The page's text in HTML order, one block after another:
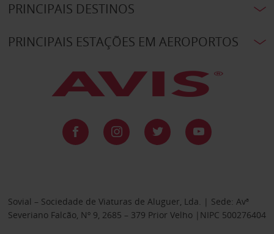
PRINCIPAIS DESTINOS
PRINCIPAIS ESTAÇÕES EM AEROPORTOS
Sovial – Sociedade de Viaturas de Aluguer, Lda. | Sede: Avª
Severiano Falcão, Nº 9, 2685 – 379 Prior Velho |NIPC 500276404